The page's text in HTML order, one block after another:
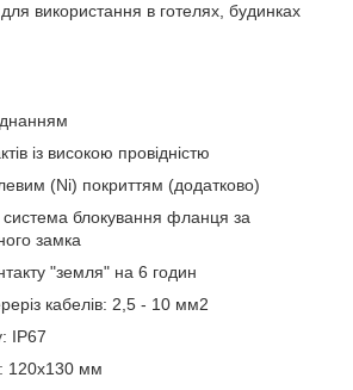
для використання в готелях, будинках
із високою провідністю
(Ni) покриттям (додатково)
блокування фланця за
замка
"земля" на 6 годин
кабелів: 2,5 - 10 мм2
IP67
120x130 мм